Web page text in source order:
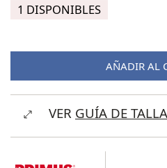
1 DISPONIBLES
AÑADIR AL
VER GUÍA DE